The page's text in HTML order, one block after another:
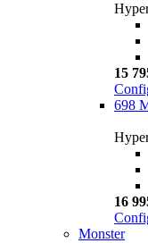
15
698
16
Monster